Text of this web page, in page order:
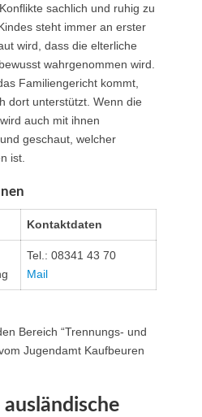
sachlich und ruhig zu
steht immer an erster
wird, dass die elterliche
wahrgenommen wird.
Familiengericht kommt,
dort unterstützt. Wenn die
auch mit ihnen
geschaut, welcher
ist.
Kontaktdaten
Tel.: 08341 43 70
Mail
Bereich “Trennungs- und
Jugendamt Kaufbeuren